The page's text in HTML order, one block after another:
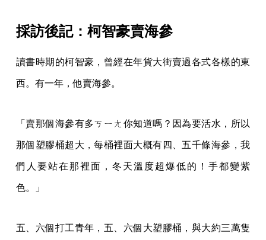
採訪後記：柯智豪賣海參
讀書時期的柯智豪，曾經在年貨大街賣過各式各樣的東
西。有一年，他賣海參。
「賣那個海參有多ㄎㄧㄤ你知道嗎？因為要活水，所以
那個塑膠桶超大，每桶裡面大概有四、五千條海參，我
們人要站在那裡面，冬天溫度超爆低的！手都變紫
色。」
五、六個打工青年，五、六個大塑膠桶，與大約三萬隻